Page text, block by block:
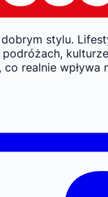
stylu.
realnie wpływa